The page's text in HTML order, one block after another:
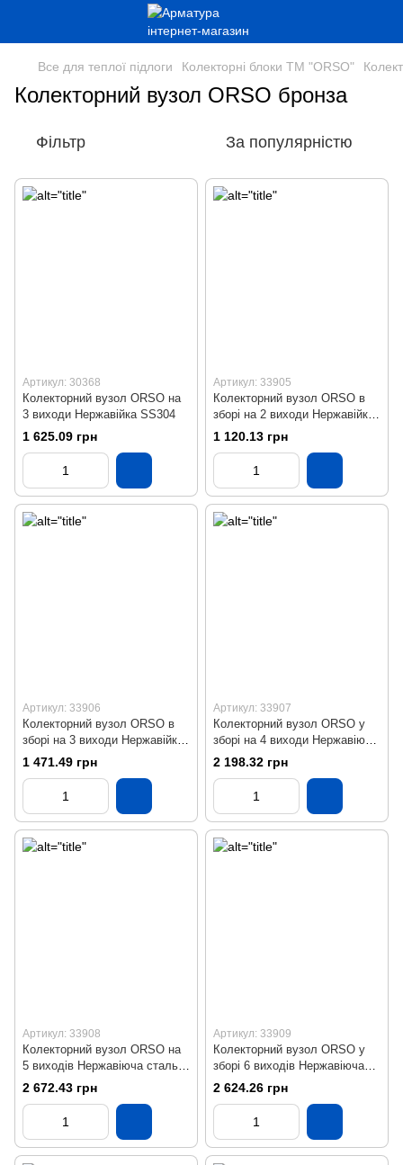
Все для теплої підлоги Колекторні блоки ТМ "ORSO"
Колекторний вузол ORSO бронза
Фільтр За популярністю
Артикул: 30368
Колекторний вузол ORSO на
3 виходи Нержавійка SS304
1 625.09 грн
Артикул: 33905
Колекторний вузол ORSO в
зборі на 2 виходи Нержавійка
SS304 Бронза
1 120.13 грн
Артикул: 33906
Колекторний вузол ORSO в
зборі на 3 виходи Нержавійка
SS304 Бронза
1 471.49 грн
Артикул: 33907
Колекторний вузол ORSO у
зборі на 4 виходи Нержавіюча
сталь Бронза SS304
2 198.32 грн
Артикул: 33908
Колекторний вузол ORSO на
5 виходів Нержавіюча сталь
SS304 Бронза
2 672.43 грн
Артикул: 33909
Колекторний вузол ORSO у
зборі 6 виходів Нержавіюча
сталь Бронза
2 624.26 грн